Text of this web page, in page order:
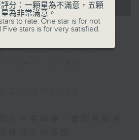
國加入中東戰事
10:30 - 12:00)
分：一顆星為不滿意，五顆
星為非常滿意。
to rate: One star is for not
Five stars is for very satisfied.